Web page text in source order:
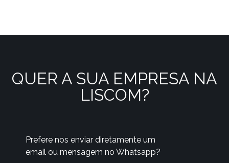
QUER A SUA EMPRESA NA
LISCOM?
Prefere nos enviar diretamente um
email ou mensagem no Whatsapp?